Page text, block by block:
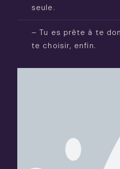
seule.
– Tu es prête à te
te choisir, enfin.